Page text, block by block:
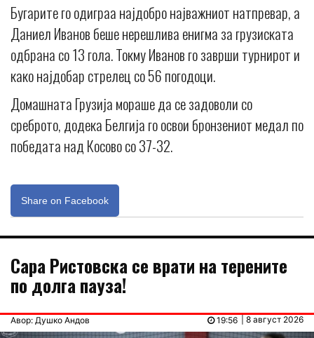
Бугарите го одиграа најдобро најважниот натпревар, а
Даниел Иванов беше нерешлива енигма за грузиската
одбрана со 13 гола. Токму Иванов го заврши турнирот и
како најдобар стрелец со 56 погодоци.
Домашната Грузија мораше да се задоволи со
среброто, додека Белгија го освои бронзениот медал по
победата над Косово со 37-32.
Share on Facebook
Сара Ристовска се врати на терените
по долга пауза!
Авор: Душко Андов | 8 август 2026
19:56